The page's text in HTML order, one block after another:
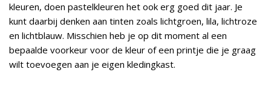
kleuren, doen pastelkleuren het ook erg goed dit jaar. Je
kunt daarbij denken aan tinten zoals lichtgroen, lila, lichtroze
en lichtblauw. Misschien heb je op dit moment al een
bepaalde voorkeur voor de kleur of een printje die je graag
wilt toevoegen aan je eigen kledingkast.